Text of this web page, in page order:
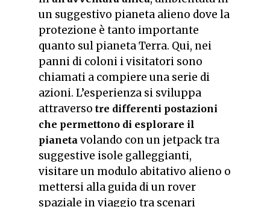
un suggestivo pianeta alieno dove la
protezione è tanto importante
quanto sul pianeta Terra. Qui, nei
panni di coloni i visitatori sono
chiamati a compiere una serie di
azioni. L’esperienza si sviluppa
attraverso tre differenti postazioni
che permettono di esplorare il
pianeta volando con un jetpack tra
suggestive isole galleggianti,
visitare un modulo abitativo alieno o
mettersi alla guida di un rover
spaziale in viaggio tra scenari